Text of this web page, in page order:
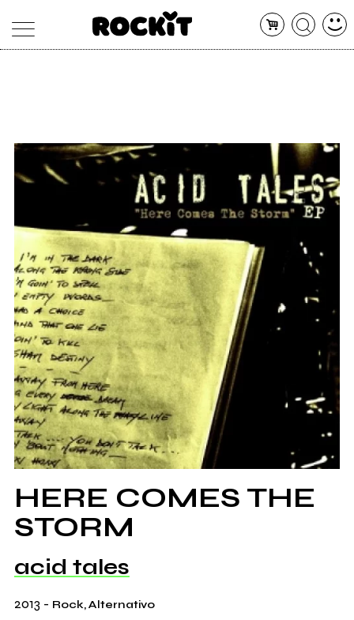
ARTISTI
CONCERTI
SHOP
RADIO
HERE COMES THE
STORM
acid tales
2013 - Rock, Alternativo